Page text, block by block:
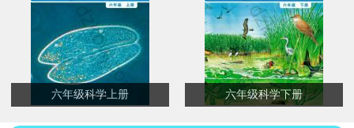
六年级科学上册 六年级科学下册